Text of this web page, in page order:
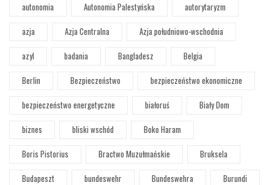
autonomia
Autonomia Palestyńska
autorytaryzm
azja
Azja Centralna
Azja południowo-wschodnia
azyl
badania Bangladesz
Belgia
Berlin
Bezpieczeństwo
bezpieczeństwo ekonomiczne
bezpieczeństwo energetyczne
białoruś
Biały Dom
biznes
bliski wschód
Boko Haram
Boris Pistorius
Bractwo Muzułmańskie
Bruksela
Budapeszt
bundeswehr Bundeswehra
Burundi